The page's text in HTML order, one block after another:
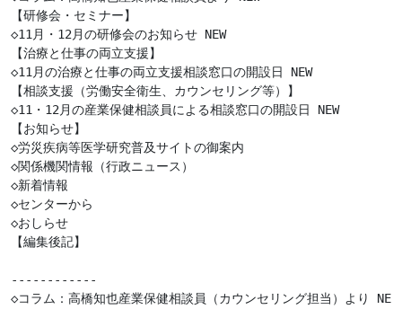
【研修会・セミナー】
◇11月・12月の研修会のお知らせ NEW
【治療と仕事の両立支援】
◇11月の治療と仕事の両立支援相談窓口の開設日 NEW
【相談支援（労働安全衛生、カウンセリング等）】
◇11・12月の産業保健相談員による相談窓口の開設日 NEW
【お知らせ】
◇労災疾病等医学研究普及サイトの御案内
◇関係機関情報（行政ニュース）
◇新着情報
◇センターから
◇おしらせ
【編集後記】
------------
◇コラム：高橋知也産業保健相談員（カウンセリング担当）より